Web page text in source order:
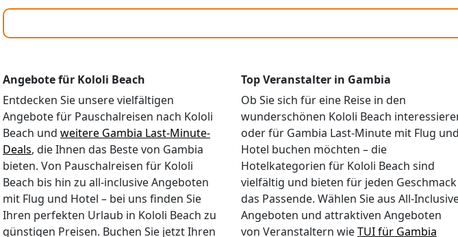
Sie, dass unsere Pauschalreisen im Allgemeinen nicht für
aber auf Verlangen genauere Informationen über eine solche
Angebote für Kololi Beach
Entdecken Sie unsere vielfältigen
Angebote für Pauschalreisen nach Kololi
Beach und weitere Gambia Last-Minute-
Deals, die Ihnen das Beste von Gambia
bieten. Von Pauschalreisen für Kololi
Beach bis hin zu all-inclusive Angeboten
mit Flug und Hotel – bei uns finden Sie
Ihren perfekten Urlaub in Kololi Beach zu
günstigen Preisen. Buchen Sie jetzt Ihren
Top Veranstalter in Gambia
Ob Sie sich für eine Reise in den
wunderschönen Kololi Beach
oder für Gambia Last-Minute mit Flug und
Hotel buchen möchten – die
Hotelkategorien für Kololi Beach sind
vielfältig und bieten für jeden Geschmack
das Passende. Wählen Sie aus All-
Angeboten und attraktiven Angeboten
von Veranstaltern wieTUI für Gambia